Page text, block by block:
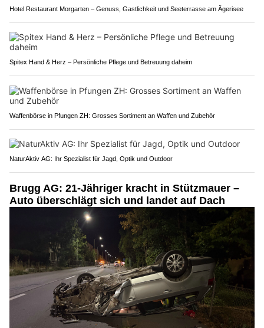
Hotel Restaurant Morgarten – Genuss, Gastlichkeit und Seeterrasse am Ägerisee
Spitex Hand & Herz – Persönliche Pflege und Betreuung daheim
Waffenbörse in Pfungen ZH: Grosses Sortiment an Waffen und Zubehör
NaturAktiv AG: Ihr Spezialist für Jagd, Optik und Outdoor
Brugg AG: 21-Jähriger kracht in Stützmauer –
Auto überschlägt sich und landet auf Dach